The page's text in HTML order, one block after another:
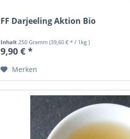
FF Darjeeling Aktion Bio
Inhalt250 Gramm(39,60 € * / 1kg )
9,90 € *
Merken